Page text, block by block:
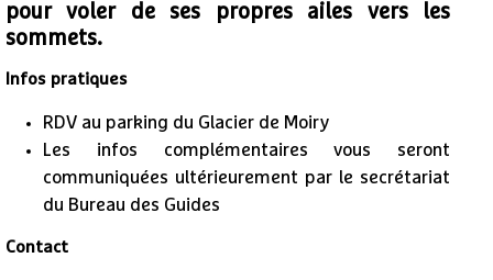
pour voler de ses propres ailes vers les
sommets.
Infos pratiques
RDV au parking du Glacier de Moiry
Les infos complémentaires vous seront
communiquées ultérieurement par le secrétariat
du Bureau des Guides
Contact